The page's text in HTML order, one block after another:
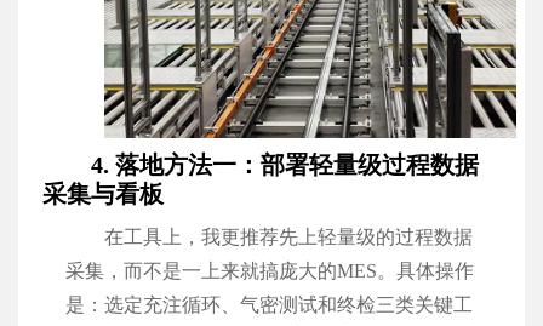
4. 落地方法一：部署轻量级过程数据
采集与看板
在工具上，我更推荐先上轻量级的过程数据
采集，而不是一上来就搞庞大的MES。具体操作
是：选定充注循环、气密测试和终检三类关键工